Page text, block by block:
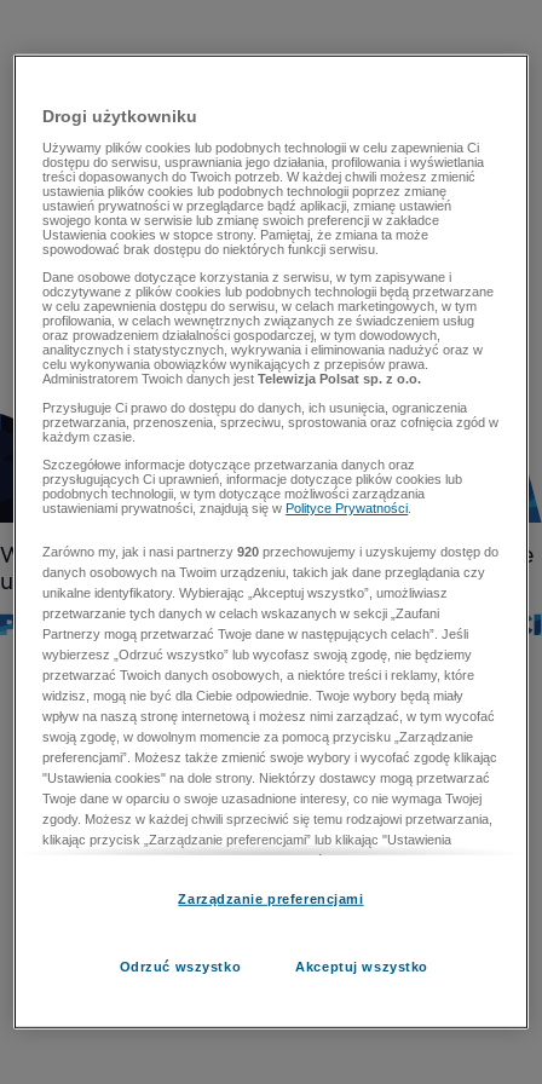
Drogi użytkowniku
Używamy plików cookies lub podobnych technologii w celu zapewnienia Ci
dostępu do serwisu, usprawniania jego działania, profilowania i wyświetlania
treści dopasowanych do Twoich potrzeb. W każdej chwili możesz zmienić
ustawienia plików cookies lub podobnych technologii poprzez zmianę
ustawień prywatności w przeglądarce bądź aplikacji, zmianę ustawień
swojego konta w serwisie lub zmianę swoich preferencji w zakładce
Ustawienia cookies w stopce strony. Pamiętaj, że zmiana ta może
spowodować brak dostępu do niektórych funkcji serwisu.
Dane osobowe dotyczące korzystania z serwisu, w tym zapisywane i
odczytywane z plików cookies lub podobnych technologii będą przetwarzane
w celu zapewnienia dostępu do serwisu, w celach marketingowych, w tym
profilowania, w celach wewnętrznych związanych ze świadczeniem usług
oraz prowadzeniem działalności gospodarczej, w tym dowodowych,
analitycznych i statystycznych, wykrywania i eliminowania nadużyć oraz w
celu wykonywania obowiązków wynikających z przepisów prawa.
Administratorem Twoich danych jestTelewizja Polsat sp. z o.o.
Przysługuje Ci prawo do dostępu do danych, ich usunięcia, ograniczenia
przetwarzania, przenoszenia, sprzeciwu, sprostowania oraz cofnięcia zgód w
każdym czasie.
Szczegółowe informacje dotyczące przetwarzania danych oraz
przysługujących Ci uprawnień, informacje dotyczące plików cookies lub
podobnych technologii, w tym dotyczące możliwości zarządzania
ustawieniami prywatności, znajdują się wPolityce Prywatności
Zarówno my, jak i nasi partnerzy920 przechowujemy i uzyskujemy dostęp do
danych osobowych na Twoim urządzeniu, takich jak dane przeglądania czy
unikalne identyfikatory. Wybierając „Akceptuj wszystko”, umożliwiasz
przetwarzanie tych danych w celach wskazanych w sekcji „Zaufani
Partnerzy mogą przetwarzać Twoje dane w następujących celach”. Jeśli
wybierzesz „Odrzuć wszystko” lub wycofasz swoją zgodę, nie będziemy
przetwarzać Twoich danych osobowych, a niektóre treści i reklamy, które
widzisz, mogą nie być dla Ciebie odpowiednie. Twoje wybory będą miały
wpływ na naszą stronę internetową i możesz nimi zarządzać, w tym wycofać
swoją zgodę, w dowolnym momencie za pomocą przycisku „Zarządzanie
preferencjami”. Możesz także zmienić swoje wybory i wycofać zgodę klikając
"Ustawienia cookies" na dole strony. Niektórzy dostawcy mogą przetwarzać
Twoje dane w oparciu o swoje uzasadnione interesy, co nie wymaga Twojej
zgody. Możesz w każdej chwili sprzeciwić się temu rodzajowi przetwarzania,
klikając przycisk „Zarządzanie preferencjami” lub klikając "Ustawienia
cookies" na dole strony. Nie możesz sprzeciwić się przetwarzaniu przez
zapobiegania oszustwom i naprawiania błędów, a w tym celu mogą zostać
przetwarzaniu danych osobowych w celu dostarczania i prezentacji reklam i
Zarządzanie preferencjami
Odrzuć wszystko Akceptuj wszystko